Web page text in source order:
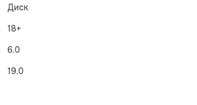
Диск
18+
6.0
19.0